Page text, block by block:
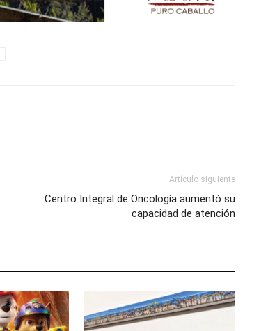
Artículo siguiente
Centro Integral de Oncología aumentó su
capacidad de atención